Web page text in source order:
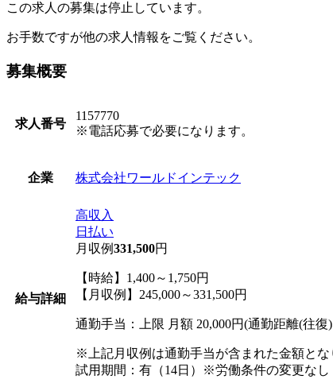
この求人の募集は停止しています。
お手数ですが他の求人情報をご覧ください。
募集概要
求人番号
1157770
※電話応募で必要になります。
企業 株式会社ワールドインテック
給与詳細
高収入
日払い
月収例331,500円
【時給】1,400～1,750円
【月収例】245,000～331,500円
通勤手当：上限 月額 20,000円(通勤距離(往復
※上記月収例は通勤手当が含まれた金額とな
試用期間：有（14日）※労働条件の変更なし